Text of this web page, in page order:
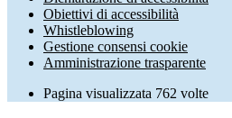
Obiettivi di accessibilità
Whistleblowing
Gestione consensi cookie
Amministrazione trasparente
Pagina visualizzata 762 volte